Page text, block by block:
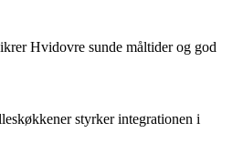
Hvidovre sunde måltider og god
styrker integrationen i